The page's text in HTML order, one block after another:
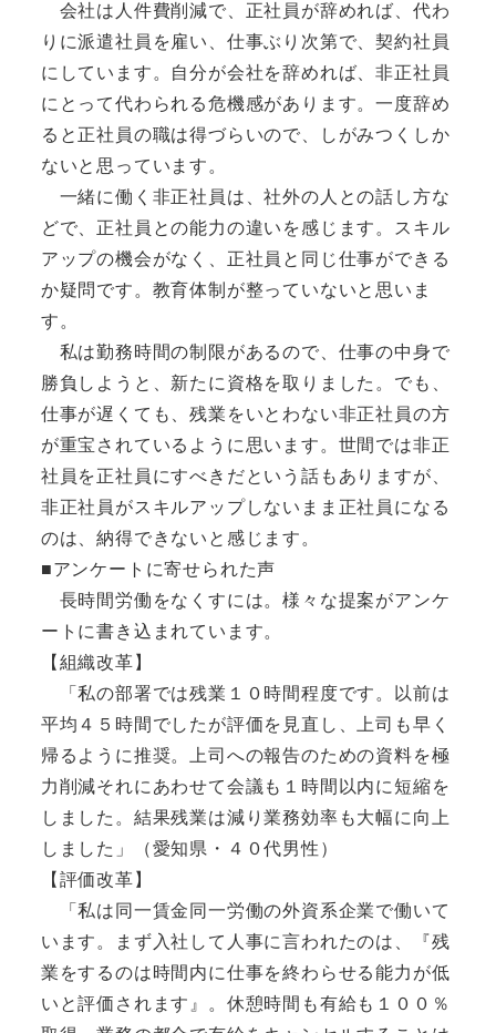
会社は人件費削減で、正社員が辞めれば、代わ
りに派遣社員を雇い、仕事ぶり次第で、契約社員
にしています。自分が会社を辞めれば、非正社員
にとって代わられる危機感があります。一度辞め
ると正社員の職は得づらいので、しがみつくしか
ないと思っています。
一緒に働く非正社員は、社外の人との話し方な
どで、正社員との能力の違いを感じます。スキル
アップの機会がなく、正社員と同じ仕事ができる
か疑問です。教育体制が整っていないと思いま
す。
私は勤務時間の制限があるので、仕事の中身で
勝負しようと、新たに資格を取りました。でも、
仕事が遅くても、残業をいとわない非正社員の方
が重宝されているように思います。世間では非正
社員を正社員にすべきだという話もありますが、
非正社員がスキルアップしないまま正社員になる
のは、納得できないと感じます。
■アンケートに寄せられた声
長時間労働をなくすには。様々な提案がアンケ
ートに書き込まれています。
【組織改革】
「私の部署では残業１０時間程度です。以前は
平均４５時間でしたが評価を見直し、上司も早く
帰るように推奨。上司への報告のための資料を極
力削減それにあわせて会議も１時間以内に短縮を
しました。結果残業は減り業務効率も大幅に向上
しました」（愛知県・４０代男性）
【評価改革】
「私は同一賃金同一労働の外資系企業で働いて
います。まず入社して人事に言われたのは、『残
業をするのは時間内に仕事を終わらせる能力が低
いと評価されます』。休憩時間も有給も１００％